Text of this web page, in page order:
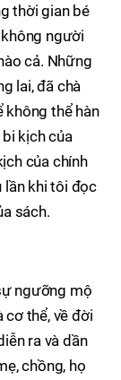
thời gian bé
người
cả. Những
lai, đã chà
không thể hàn
kịch của
của chính
lần khi tôi đọc
sách.
ngưỡng mộ
cơ thể, về đời
ra và dần
chồng, họ